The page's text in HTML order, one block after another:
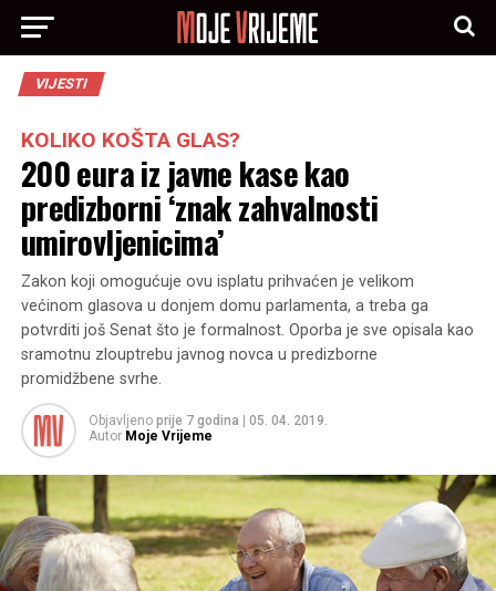
VIJESTI
KOLIKO KOŠTA GLAS?
200 eura iz javne kase kao
predizborni ‘znak zahvalnosti
umirovljenicima’
Zakon koji omogućuje ovu isplatu prihvaćen je velikom
većinom glasova u donjem domu parlamenta, a treba ga
potvrditi još Senat što je formalnost. Oporba je sve opisala kao
sramotnu zlouptrebu javnog novca u predizborne
promidžbene svrhe.
Objavljeno prije 7 godina
05. 04. 2019.
Autor Moje Vrijeme